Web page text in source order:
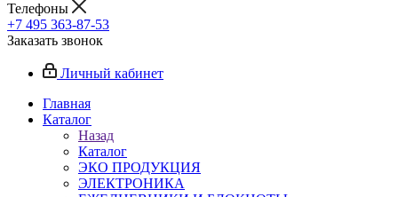
Телефоны
+7 495 363-87-53
Заказать звонок
Личный кабинет
Главная
Каталог
Назад
Каталог
ЭКО ПРОДУКЦИЯ
ЭЛЕКТРОНИКА